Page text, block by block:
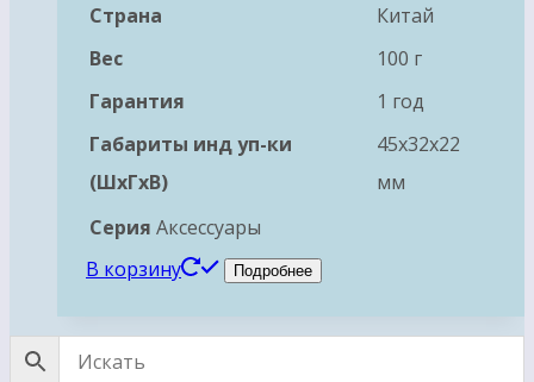
Страна
Китай
Вес
100 г
Гарантия
1 год
Габариты инд уп-ки
(ШхГхВ)
45x32x22
мм
Серия Аксессуары
В корзину
Подробнее